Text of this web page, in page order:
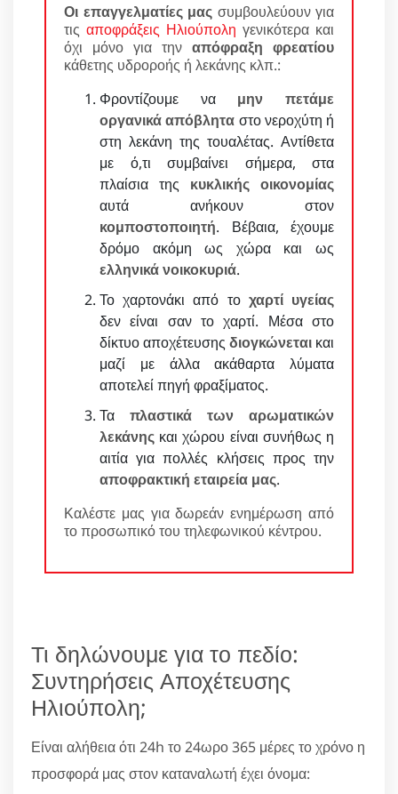
Οι επαγγελματίες μας συμβουλεύουν για
τις αποφράξεις Ηλιούπολη γενικότερα και
όχι μόνο για την απόφραξη φρεατίου
κάθετης υδροροής ή λεκάνης κλπ.:
Φροντίζουμε να μην πετάμε
οργανικά απόβλητα στο νεροχύτη ή
στη λεκάνη της τουαλέτας. Αντίθετα
με ό,τι συμβαίνει σήμερα, στα
πλαίσια της κυκλικής οικονομίας
αυτά ανήκουν στον
κομποστοποιητή. Βέβαια, έχουμε
δρόμο ακόμη ως χώρα και ως
ελληνικά νοικοκυριά.
Το χαρτονάκι από το χαρτί υγείας
δεν είναι σαν το χαρτί. Μέσα στο
δίκτυο αποχέτευσης διογκώνεται και
μαζί με άλλα ακάθαρτα λύματα
αποτελεί πηγή φραξίματος.
Τα πλαστικά των αρωματικών
λεκάνης και χώρου είναι συνήθως η
αιτία για πολλές κλήσεις προς την
αποφρακτική εταιρεία μας.
Καλέστε μας για δωρεάν ενημέρωση από
το προσωπικό του τηλεφωνικού κέντρου.
Τι δηλώνουμε για το πεδίο:
Συντηρήσεις Αποχέτευσης
Ηλιούπολη;
Είναι αλήθεια ότι 24h το 24ωρο 365 μέρες το χρόνο η
προσφορά μας στον καταναλωτή έχει όνομα: